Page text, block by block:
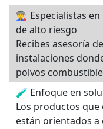
👨‍🏭 Especialistas
de alto riesgo
Recibes asesoría
instalaciones
polvos
🧪 Enfoque en
Los productos que
están orientados